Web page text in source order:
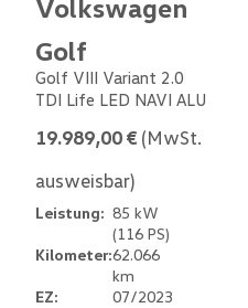
Volkswagen
Golf
Golf VIII Variant 2.0
TDI Life LED NAVI ALU
19.989,00 € (MwSt.
ausweisbar)
Leistung: 85 kW
(116 PS)
Kilometer:62.066
km
EZ:
07/2023